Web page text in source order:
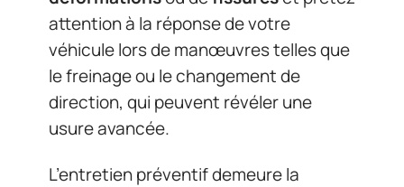
attention à la réponse de votre
véhicule lors de manœuvres telles que
le freinage ou le changement de
direction, qui peuvent révéler une
usure avancée.
L’entretien préventif demeure la